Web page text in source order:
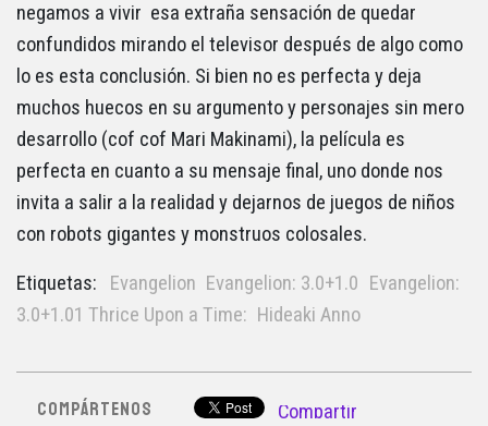
negamos a vivir esa extraña sensación de quedar
confundidos mirando el televisor después de algo como
lo es esta conclusión. Si bien no es perfecta y deja
muchos huecos en su argumento y personajes sin mero
desarrollo (cof cof Mari Makinami), la película es
perfecta en cuanto a su mensaje final, uno donde nos
invita a salir a la realidad y dejarnos de juegos de niños
con robots gigantes y monstruos colosales.
Etiquetas: Evangelion Evangelion: 3.0+1.0 Evangelion:
3.0+1.01 Thrice Upon a Time: Hideaki Anno
COMPÁRTENOS Compartir